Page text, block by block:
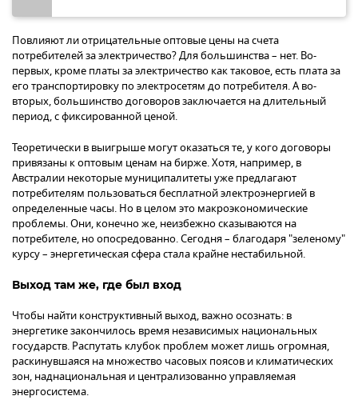
Повлияют ли отрицательные оптовые цены на счета
потребителей за электричество? Для большинства – нет. Во-
первых, кроме платы за электричество как таковое, есть плата за
его транспортировку по электросетям до потребителя. А во-
вторых, большинство договоров заключается на длительный
период, с фиксированной ценой.
Теоретически в выигрыше могут оказаться те, у кого договоры
привязаны к оптовым ценам на бирже. Хотя, например, в
Австралии некоторые муниципалитеты уже предлагают
потребителям пользоваться бесплатной электроэнергией в
определенные часы. Но в целом это макроэкономические
проблемы. Они, конечно же, неизбежно сказываются на
потребителе, но опосредованно. Сегодня – благодаря "зеленому"
курсу – энергетическая сфера стала крайне нестабильной.
Выход там же, где был вход
Чтобы найти конструктивный выход, важно осознать: в
энергетике закончилось время независимых национальных
государств. Распутать клубок проблем может лишь огромная,
раскинувшаяся на множество часовых поясов и климатических
зон, наднациональная и централизованно управляемая
энергосистема.